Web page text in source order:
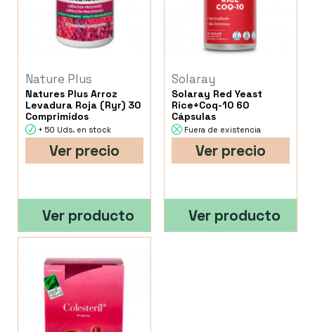
Nature Plus
Natures Plus Arroz
Levadura Roja (Ryr) 30
Comprimidos
+ 50 Uds. en stock
Ver precio
Ver producto
Solaray
Solaray Red Yeast
Rice+Coq-10 60
Cápsulas
Fuera de existencia
Ver precio
Ver producto